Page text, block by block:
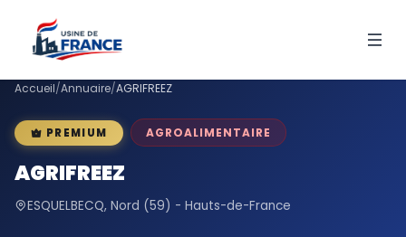
Accueil/Annuaire/AGRIFREEZ
PREMIUM AGROALIMENTAIRE
AGRIFREEZ
ESQUELBECQ, Nord (59) - Hauts-de-France